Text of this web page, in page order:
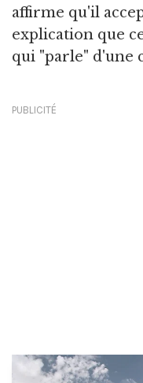
affirme qu'il
explication que
qui "parle" d'une
PUBLICITÉ